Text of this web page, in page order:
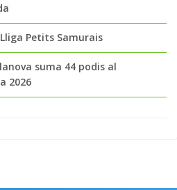
Petits Samurais
suma 44 podis al
2026